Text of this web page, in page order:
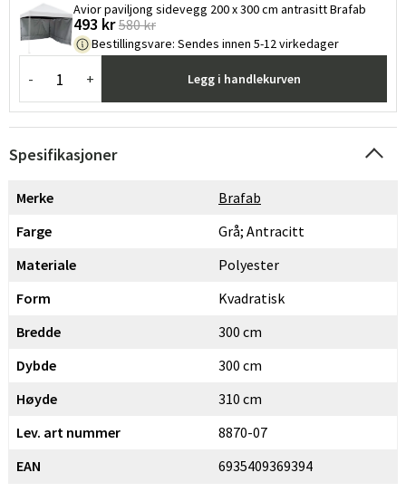
Avior paviljong sidevegg 200 x 300 cm antrasitt Brafab
493 kr 580 kr
Bestillingsvare: Sendes innen 5-12 virkedager
- + Legg i handlekurven
Spesifikasjoner
Merke
Brafab
Farge
Grå; Antracitt
Materiale
Polyester
Form
Kvadratisk
Bredde
300 cm
Dybde
300 cm
Høyde
310 cm
Lev. art nummer
8870-07
EAN
6935409369394